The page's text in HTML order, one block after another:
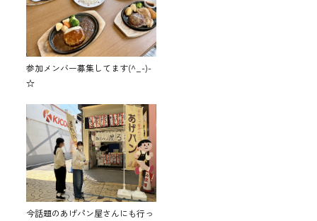
参加メンバー募集してます(^_-)-
☆
今話題のあげパン屋さんにも行っ